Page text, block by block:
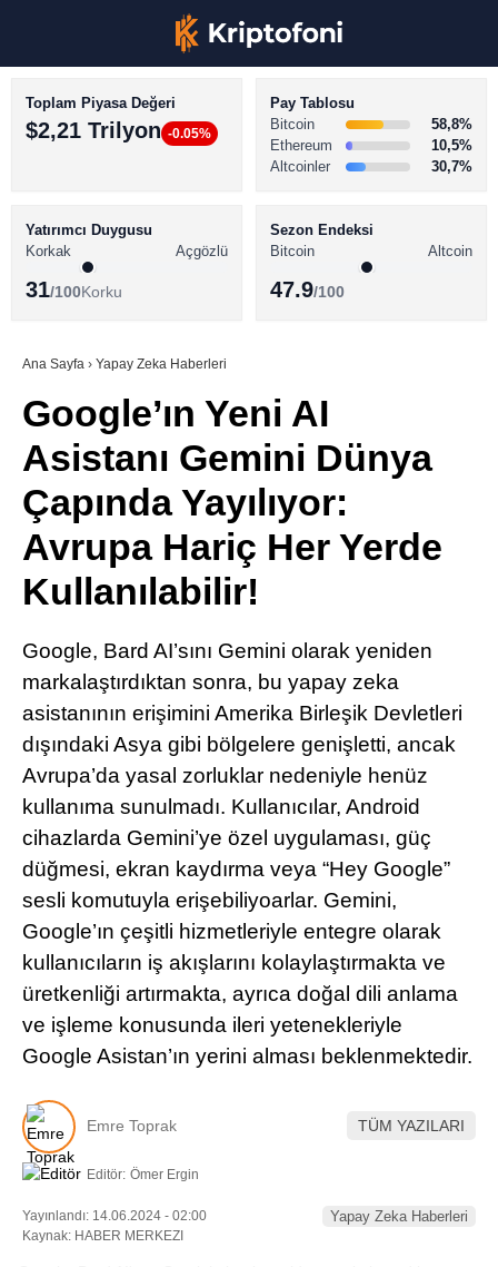
TikTok
Telegram
BİTCOİN HABERLERİ
ALTCOİN HABERLERİ
SÖZLÜK
Toplam Piyasa Değeri
$2,21 Trilyon -0.05%
Pay Tablosu
Bitcoin
58,8%
Ethereum
10,5%
Altcoinler
30,7%
Yatırımcı Duygusu
Korkak
Açgözlü
31/100Korku
Sezon Endeksi
Bitcoin
Altcoin
47.9/100
Ana Sayfa › Yapay Zeka Haberleri
Google’ın Yeni AI
Asistanı Gemini Dünya
Çapında Yayılıyor:
Avrupa Hariç Her Yerde
Kullanılabilir!
Google, Bard AI’sını Gemini olarak yeniden
markalaştırdıktan sonra, bu yapay zeka
asistanının erişimini Amerika Birleşik Devletleri
dışındaki Asya gibi bölgelere genişletti, ancak
Avrupa’da yasal zorluklar nedeniyle henüz
kullanıma sunulmadı. Kullanıcılar, Android
cihazlarda Gemini’ye özel uygulaması, güç
düğmesi, ekran kaydırma veya “Hey Google”
sesli komutuyla erişebiliyoarlar. Gemini,
Google’ın çeşitli hizmetleriyle entegre olarak
kullanıcıların iş akışlarını kolaylaştırmakta ve
üretkenliği artırmakta, ayrıca doğal dili anlama
ve işleme konusunda ileri yetenekleriyle
Google Asistan’ın yerini alması beklenmektedir.
Emre Toprak TÜM YAZILARI
Editör: Ömer Ergin
Yayınlandı: 14.06.2024 - 02:00
Kaynak: HABER MERKEZI
Yapay Zeka Haberleri